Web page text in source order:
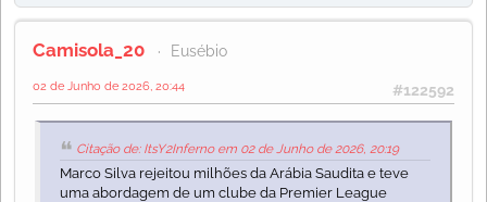
Camisola_20 Eusébio
#122592
02 de Junho de 2026, 20:44
Citação de: ItsY2Inferno em 02 de Junho de 2026, 20:19
Marco Silva rejeitou milhões da Arábia Saudita e teve
uma abordagem de um clube da Premier League